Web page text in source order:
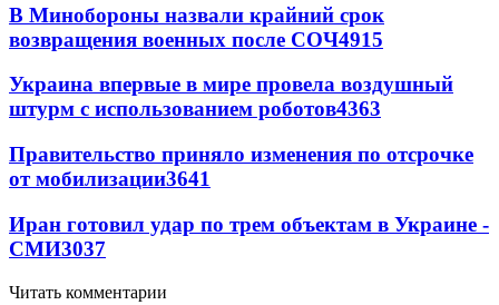
В Минобороны назвали крайний срок
возвращения военных после СОЧ4915
Украина впервые в мире провела воздушный
штурм с использованием роботов4363
Правительство приняло изменения по отсрочке
от мобилизации3641
Иран готовил удар по трем объектам в Украине -
СМИ3037
Читать комментарии